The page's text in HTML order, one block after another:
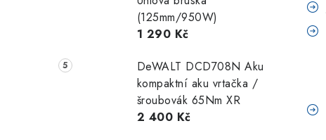
(125mm/950W)
1 290 Kč
DeWALT DCD708N Aku
kompaktní aku vrtačka /
šroubovák 65Nm XR
2 400 Kč